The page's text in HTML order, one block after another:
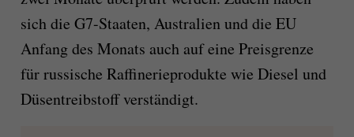
sich die G7-Staaten, Australien und die EU
Anfang des Monats auch auf eine Preisgrenze
für russische Raffinerieprodukte wie Diesel und
Düsentreibstoff verständigt.